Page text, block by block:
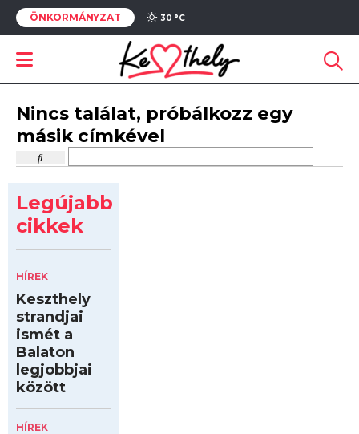
ÖNKORMÁNYZAT 30 °C
Nincs találat, próbálkozz egy
másik címkével
Legújabb
cikkek
HÍREK
Keszthely
strandjai
ismét a
Balaton
legjobbjai
között
HÍREK